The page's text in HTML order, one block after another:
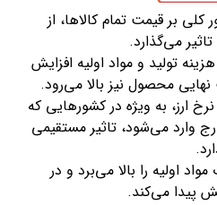
کلی بر قیمت تمام کالاها، از
تاثیر می‌گذارد.
تولید و مواد اولیه افزایش
محصول نیز بالا می‌رود.
ارز، به ویژه در کشورهایی که
وارد می‌شود، تاثیر مستقیمی
اولیه را بالا می‌برد و در
پیدا می‌کند.